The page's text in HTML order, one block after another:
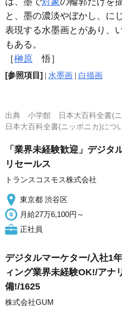
と、墨の濃淡やぼかし、に
表現する水墨画とがあり、
もある。
［榊原 悟］
[参照項目] | 水墨画 | 白描画
出典 小学館 日本大百科全書(
日本大百科全書(ニッポニカ)に
「業界未経験歓迎」デジタ
リセールス
トランスコスモス株式会社
東京都 渋谷区
月給27万6,100円～
正社員
デジタルマーケター/入社1
ィング業界未経験OK!/アナ
備!/1625
株式会社GUM